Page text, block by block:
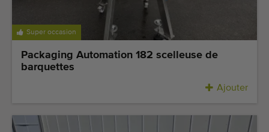
Super occasion
Packaging Automation 182 scelleuse de
barquettes
Ajouter